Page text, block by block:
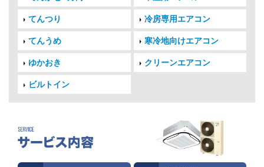
てんつり 冷房専用エアコン
てんうめ 寒冷地向けエアコン
ゆかおき クリーンエアコン
ビルトイン